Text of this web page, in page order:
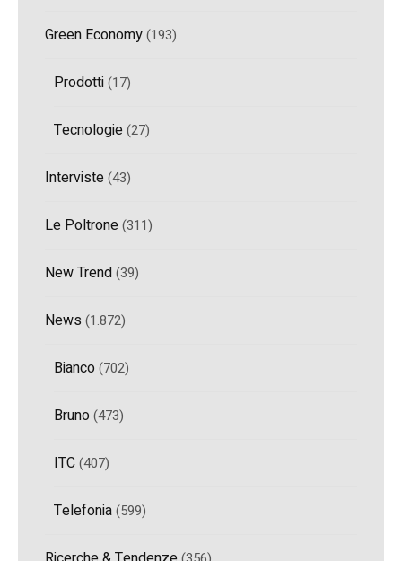
Green Economy(193)
Prodotti(17)
Tecnologie(27)
Interviste(43)
Le Poltrone(311)
New Trend(39)
News (1.872)
Bianco(702)
Bruno(473)
ITC(407)
Telefonia(599)